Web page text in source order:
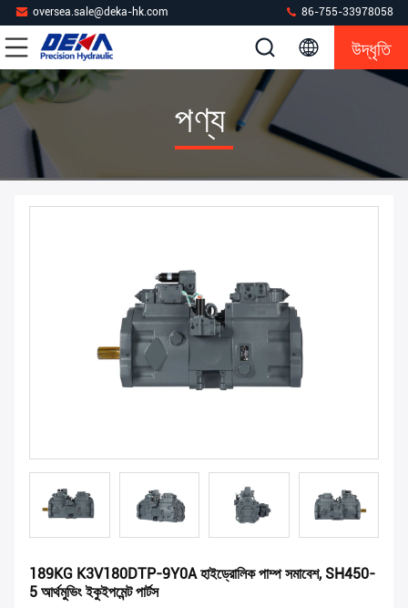
oversea.sale@deka-hk.com 86-755-33978058
উদ্ধৃতি
পণ্য
189KG K3V180DTP-9Y0A হাইড্রোলিক পাম্প সমাবেশ, SH450-
5 আর্থমুভিং ইকুইপমেন্ট পার্টস